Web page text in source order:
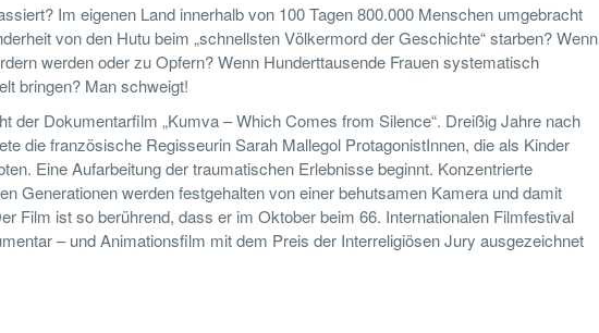
Im eigenen Land innerhalb von 100 Tagen 800.000 Menschen umgebracht
von den Hutu beim „schnellsten Völkermord der Geschichte“ starben? Wenn
werden oder zu Opfern? Wenn Hunderttausende Frauen systematisch
bringen? Man schweigt!
der Dokumentarfilm „Kumva – Which Comes from Silence“. Dreißig Jahre nach
die französische Regisseurin Sarah Mallegol ProtagonistInnen, die als Kinder
Eine Aufarbeitung der traumatischen Erlebnisse beginnt. Konzentrierte
Generationen werden festgehalten von einer behutsamen Kamera und damit
Film ist so berührend, dass er im Oktober beim 66. Internationalen Filmfestival
– und Animationsfilm mit dem Preis der Interreligiösen Jury ausgezeichnet